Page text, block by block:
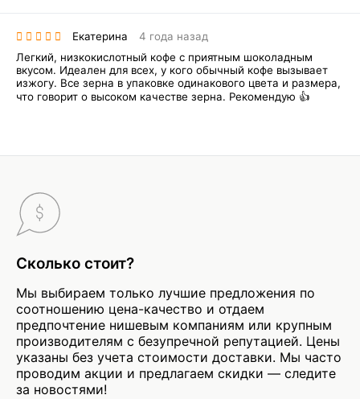
Екатерина
4 года назад
Легкий, низкокислотный кофе с приятным шоколадным
вкусом. Идеален для всех, у кого обычный кофе вызывает
изжогу. Все зерна в упаковке одинакового цвета и размера,
что говорит о высоком качестве зерна. Рекомендую 👍
Сколько стоит?
Мы выбираем только лучшие предложения по
соотношению цена-качество и отдаем
предпочтение нишевым компаниям или крупным
производителям с безупречной репутацией. Цены
указаны без учета стоимости доставки. Мы часто
проводим акции и предлагаем скидки — следите
за новостями!